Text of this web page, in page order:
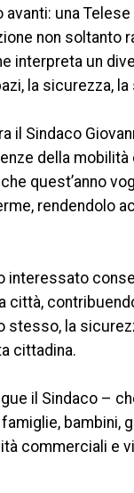
avanti: una
non soltanto
interpreta un
la sicurezza, la
il Sindaco
della
quest’anno
rendendolo
interessato
città,
stesso, la
cittadina.
il Sindaco –
commerciali e